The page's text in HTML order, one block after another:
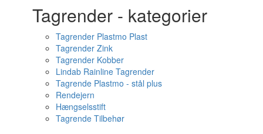
Tagrender - kategorier
Tagrender Plastmo Plast
Tagrender Zink
Tagrender Kobber
Lindab Rainline Tagrender
Tagrende Plastmo - stål plus
Rendejern
Hængselsstift
Tagrende Tilbehør